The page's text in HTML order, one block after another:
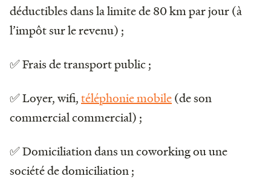
déductibles dans la limite de 80 km par jour (à
l’impôt sur le revenu) ;
✅ Frais de transport public ;
✅ Loyer, wifi,téléphonie mobile(de son
commercial commercial) ;
✅ Domiciliation dans un coworking ou une
société de domiciliation ;